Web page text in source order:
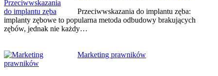
Przeciwwskazania do implantu zęba:
implanty zębowe to popularna metoda odbudowy brakujących
zębów, jednak nie każdy…
Marketing prawników